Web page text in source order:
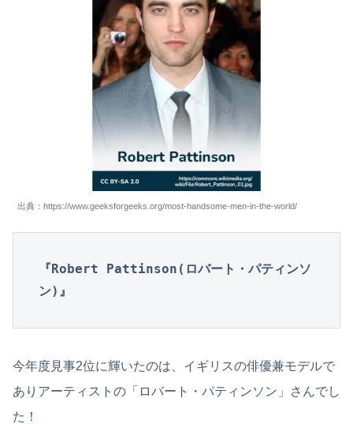
出典：https://www.geeksforgeeks.org/most-handsome-men-in-the-world/
『Robert Pattinson(ロバート・パティンソ
ン)』
今年度見事2位に輝いたのは、イギリスの俳優兼モデルで
ありアーティストの「ロバート・パティンソン」さんでし
た！